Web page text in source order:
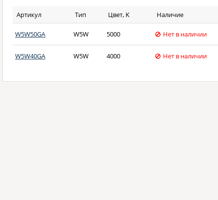
Артикул Тип Цвет, K Наличие
W5W50GA W5W 5000 Нет в наличии
W5W40GA W5W 4000 Нет в наличии